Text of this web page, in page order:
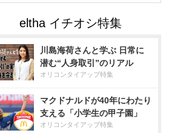
川島海荷さんと学ぶ 日常に
潜む“人身取引”のリアル
オリコンタイアップ特集
マクドナルドが40年にわたり
支える「小学生の甲子園」
オリコンタイアップ特集